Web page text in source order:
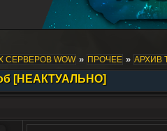
СЕРВЕРОВ WOW » ПРОЧЕЕ » АРХИВ
об [НЕАКТУАЛЬНО]